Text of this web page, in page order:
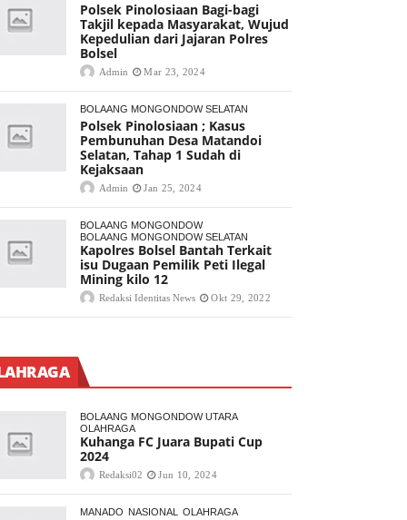
Polsek Pinolosiaan Bagi-bagi
Takjil kepada Masyarakat, Wujud
Kepedulian dari Jajaran Polres
Bolsel
Admin Mar 23, 2024
BOLAANG MONGONDOW SELATAN
Polsek Pinolosiaan ; Kasus
Pembunuhan Desa Matandoi
Selatan, Tahap 1 Sudah di
Kejaksaan
Admin Jan 25, 2024
BOLAANG MONGONDOW
BOLAANG MONGONDOW SELATAN
Kapolres Bolsel Bantah Terkait
isu Dugaan Pemilik Peti Ilegal
Mining kilo 12
Redaksi Identitas News Okt 29, 2022
BOLAANG MONGONDOW UTARA
OLAHRAGA
Kuhanga FC Juara Bupati Cup
2024
Redaksi02 Jun 10, 2024
MANADO NASIONAL OLAHRAGA